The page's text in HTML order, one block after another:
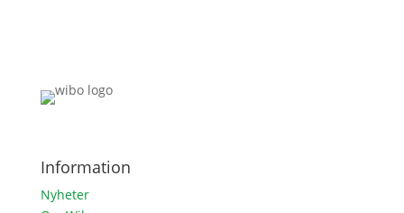
Information
Nyheter